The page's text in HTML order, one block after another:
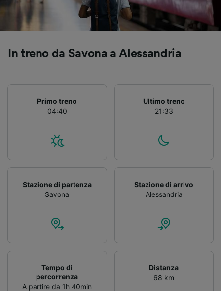
In treno da Savona a Alessandria
Primo treno
04:40
Ultimo treno
21:33
Stazione di partenza
Savona
Stazione di arrivo
Alessandria
Tempo di
percorrenza
A partire da 1h 40min
Distanza
68 km
Utilizzare dati di geolocalizzazione precisi.
Scansione attiva delle caratteristiche del
dispositivo ai fini dell’identificazione.
accedervi. Pubblicità e contenuti
personalizzati, misurazione delle prestazioni
Elenco dei partner (fornitori)